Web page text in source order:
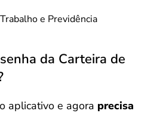
e Previdência
da Carteira de
aplicativo e agora precisa